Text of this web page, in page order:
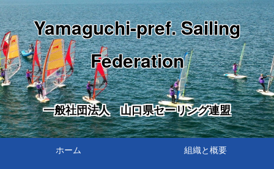
Yamaguchi-pref. Sailing
Federation
一般社団法人 山口県セーリング連盟
ホーム 組織と概要